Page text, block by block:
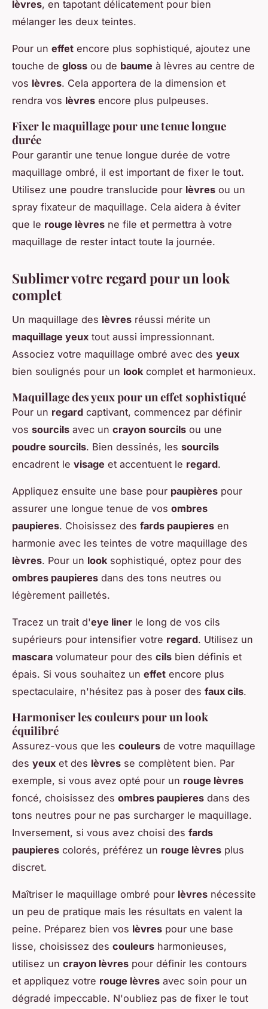
lèvres, en tapotant délicatement pour bien
mélanger les deux teintes.
Pour un effet encore plus sophistiqué, ajoutez une
touche de gloss ou de baume à lèvres au centre de
vos lèvres. Cela apportera de la dimension et
rendra vos lèvres encore plus pulpeuses.
Fixer le maquillage pour une tenue longue
durée
Pour garantir une tenue longue durée de votre
maquillage ombré, il est important de fixer le tout.
Utilisez une poudre translucide pour lèvres ou un
spray fixateur de maquillage. Cela aidera à éviter
que le rouge lèvres ne file et permettra à votre
maquillage de rester intact toute la journée.
Sublimer votre regard pour un look
complet
Un maquillage des lèvres réussi mérite un
maquillage yeux tout aussi impressionnant.
Associez votre maquillage ombré avec des yeux
bien soulignés pour un lookcomplet et harmonieux.
Maquillage des yeux pour un effet sophistiqué
Pour un regard captivant, commencez par définir
vos sourcils avec un crayon sourcils ou une
poudre sourcils. Bien dessinés, les sourcils
encadrent le visage et accentuent le regard.
Appliquez ensuite une base pour paupières pour
assurer une longue tenue de vos ombres
paupieres. Choisissez des fards paupieres en
harmonie avec les teintes de votre maquillage des
lèvres. Pour un looksophistiqué, optez pour des
ombres paupieres dans des tons neutres ou
légèrement pailletés.
Tracez un trait d'eye liner le long de vos cils
supérieurs pour intensifier votre regard. Utilisez un
mascara volumateur pour des cils bien définis et
épais. Si vous souhaitez un effet encore plus
spectaculaire, n'hésitez pas à poser des faux cils.
Harmoniser les couleurs pour un look
équilibré
Assurez-vous que les couleurs de votre maquillage
des yeux et des lèvres se complètent bien. Par
exemple, si vous avez opté pour un rouge lèvres
foncé, choisissez des ombres paupieres dans des
tons neutres pour ne pas surcharger le maquillage.
Inversement, si vous avez choisi des fards
paupieres colorés, préférez un rouge lèvres plus
discret.
Maîtriser le maquillage ombré pour lèvres nécessite
un peu de pratique mais les résultats en valent la
peine. Préparez bien vos lèvres pour une base
lisse, choisissez des couleurs harmonieuses,
utilisez un crayon lèvres pour définir les contours
et appliquez votre rouge lèvres avec soin pour un
dégradé impeccable. N'oubliez pas de fixer le tout